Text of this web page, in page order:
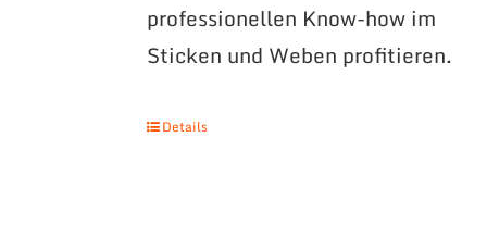
professionellen Know-how im
Sticken und Weben profitieren.
Details